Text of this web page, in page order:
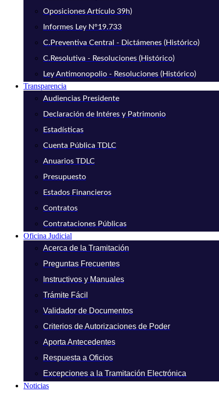
Oposiciones Artículo 39h)
Informes Ley N°19.733
C.Preventiva Central - Dictámenes (Histórico)
C.Resolutiva - Resoluciones (Histórico)
Ley Antimonopolio - Resoluciones (Histórico)
Transparencia
Audiencias Presidente
Declaración de Intéres y Patrimonio
Estadísticas
Cuenta Pública TDLC
Anuarios TDLC
Presupuesto
Estados Financieros
Contratos
Contrataciones Públicas
Oficina Judicial
Acerca de la Tramitación
Preguntas Frecuentes
Instructivos y Manuales
Trámite Fácil
Validador de Documentos
Criterios de Autorizaciones de Poder
Aporta Antecedentes
Respuesta a Oficios
Excepciones a la Tramitación Electrónica
Noticias